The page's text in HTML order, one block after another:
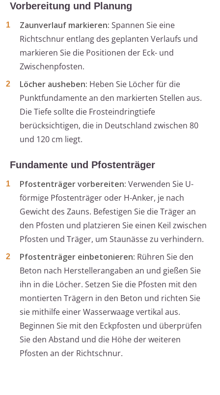
Vorbereitung und Planung
Zaunverlauf markieren: Spannen Sie eine
Richtschnur entlang des geplanten Verlaufs und
markieren Sie die Positionen der Eck- und
Zwischenpfosten.
Löcher ausheben: Heben Sie Löcher für die
Punktfundamente an den markierten Stellen aus.
Die Tiefe sollte die Frosteindringtiefe
berücksichtigen, die in Deutschland zwischen 80
und 120 cm liegt.
Fundamente und Pfostenträger
Pfostenträger vorbereiten: Verwenden Sie U-
förmige Pfostenträger oder H-Anker, je nach
Gewicht des Zauns. Befestigen Sie die Träger an
den Pfosten und platzieren Sie einen Keil zwischen
Pfosten und Träger, um Staunässe zu verhindern.
Pfostenträger einbetonieren: Rühren Sie den
Beton nach Herstellerangaben an und gießen Sie
ihn in die Löcher. Setzen Sie die Pfosten mit den
montierten Trägern in den Beton und richten Sie
sie mithilfe einer Wasserwaage vertikal aus.
Beginnen Sie mit den Eckpfosten und überprüfen
Sie den Abstand und die Höhe der weiteren
Pfosten an der Richtschnur.